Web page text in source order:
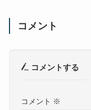
コメント
コメントする
コメント ※